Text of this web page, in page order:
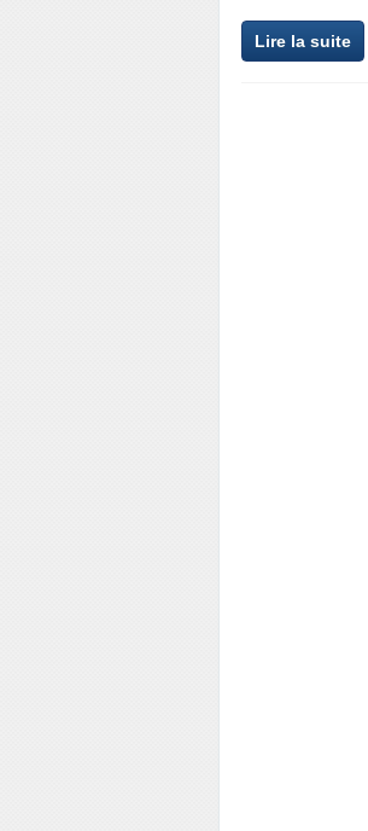
Lire la suite